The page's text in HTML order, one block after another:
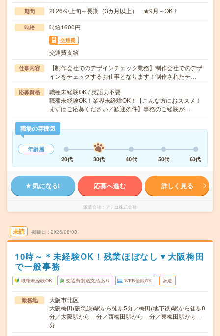
期間 2026/9/上旬～長期（3カ月以上） ★9月～OK！
時給 時給1600円
交通費
交通費支給
仕事内容
【制作会社でのデザインチェック業務】制作会社でのデザ
インをチェックするお仕事となります！制作されたチ…
応募資格
職種未経験OK / 英語力不要
職種未経験OK！業界未経験OK！【こんな方におススメ！
まずはご応募ください／歓迎条件】事務のご経験が…
職場の雰囲気
年齢層
20代
30代 40代 50代 60代
気になる! 応募へ進む 詳しく見る
派遣会社 アデコ株式会社
未読 掲載日 2026/08/08
10時～＊未経験OK！残業ほぼなし▼大阪梅田
で一般事務
職種未経験OK 交通費別途支給あり WEB登録OK 派遣
勤務地
大阪市北区
大阪梅田(阪急線)駅から徒歩5分／梅田(地下鉄)駅から徒歩8
分／大阪駅から---分／西梅田駅から---分／東梅田駅から---
分